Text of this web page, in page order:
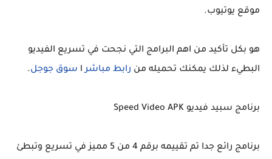
موقع يوتيوب.
هو بكل تأكيد من اهم البرامج التي نجحت في تسريع الفيديو
البطيء لذلك يمكنك تحميله من رابط مباشرl سوق جوجل.
برنامج سبيد فيديو Speed Video APK
برنامج رائع جدا تم تقييمه برقم 4 من 5 مميز في تسريع وتبطئ